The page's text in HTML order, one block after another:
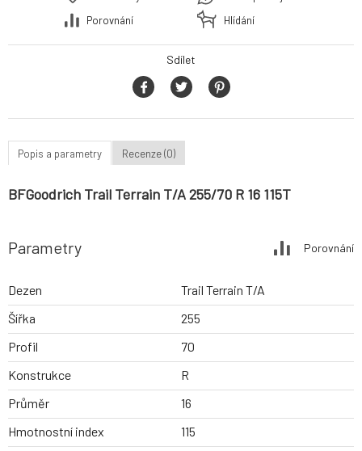
Porovnání
Hlídání
Sdílet
Popis a parametry Recenze (0)
BFGoodrich Trail Terrain T/A 255/70 R 16 115T
Parametry Porovnání
Dezen
Trail Terrain T/A
Šířka
255
Profil
70
Konstrukce
R
Průměr
16
Hmotnostní index
115